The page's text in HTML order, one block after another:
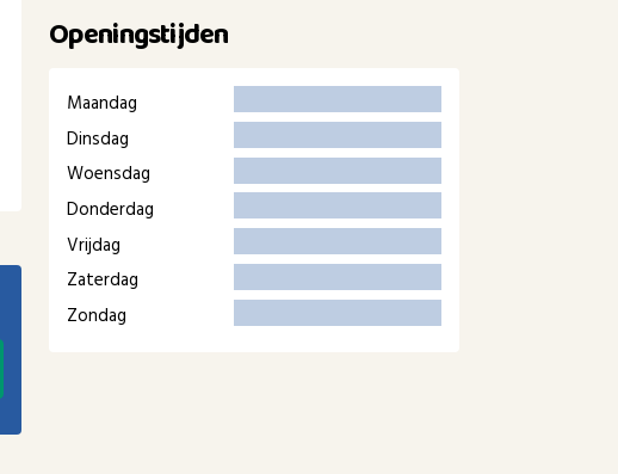
Openingstijden
Maandag
Dinsdag
Woensdag
Donderdag
Vrijdag
Zaterdag
Zondag